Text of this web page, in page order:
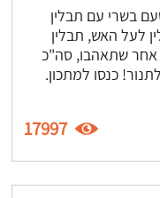
בשרי עם תבלין
לעל האש, תבלין
אחר שתאהבו, סה"כ
כנסו למתכון.
17997